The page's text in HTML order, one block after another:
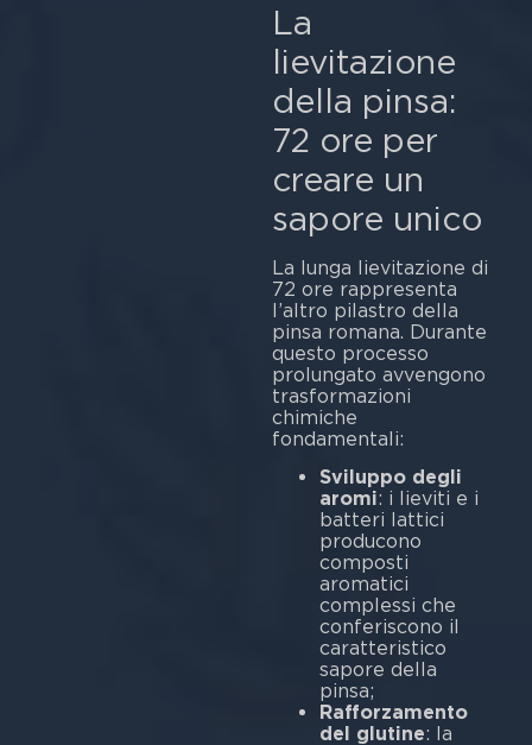
La
lievitazione
della pinsa:
72 ore per
creare un
sapore unico
La lunga lievitazione di
72 ore rappresenta
l’altro pilastro della
pinsa romana. Durante
questo processo
prolungato avvengono
trasformazioni
chimiche
fondamentali:
Sviluppo degli
aromi: i lieviti e i
batteri lattici
producono
composti
aromatici
complessi che
conferiscono il
caratteristico
sapore della
pinsa;
Rafforzamento
del glutine: la